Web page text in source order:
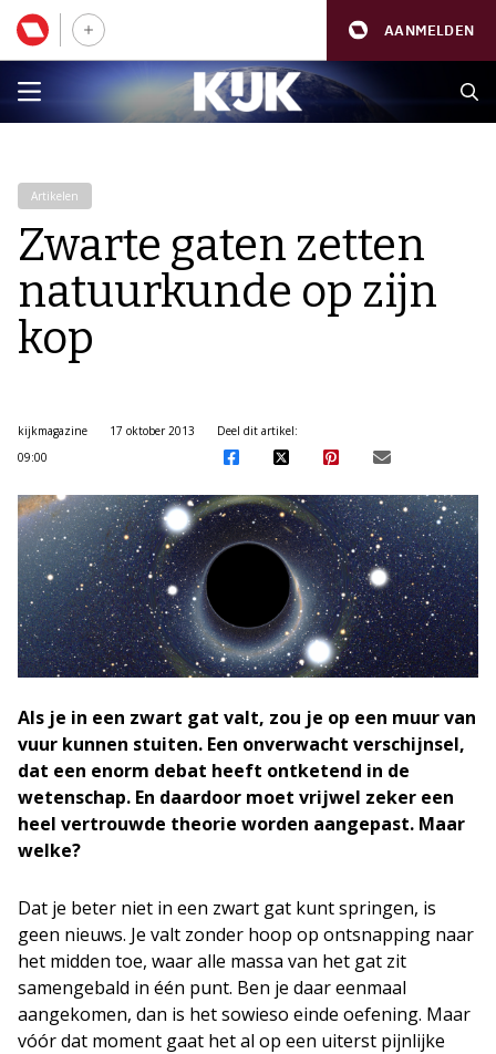
AANMELDEN
Artikelen
Zwarte gaten zetten
natuurkunde op zijn
kop
kijkmagazine
17 oktober 2013
09:00
Deel dit artikel:
Als je in een zwart gat valt, zou je op een muur van
vuur kunnen stuiten. Een onverwacht verschijnsel,
dat een enorm debat heeft ontketend in de
wetenschap. En daardoor moet vrijwel zeker een
heel vertrouwde theorie worden aangepast. Maar
welke?
Dat je beter niet in een zwart gat kunt springen, is
geen nieuws. Je valt zonder hoop op ontsnapping naar
het midden toe, waar alle massa van het gat zit
samengebald in één punt. Ben je daar eenmaal
aangekomen, dan is het sowieso einde oefening. Maar
vóór dat moment gaat het al op een uiterst pijnlijke